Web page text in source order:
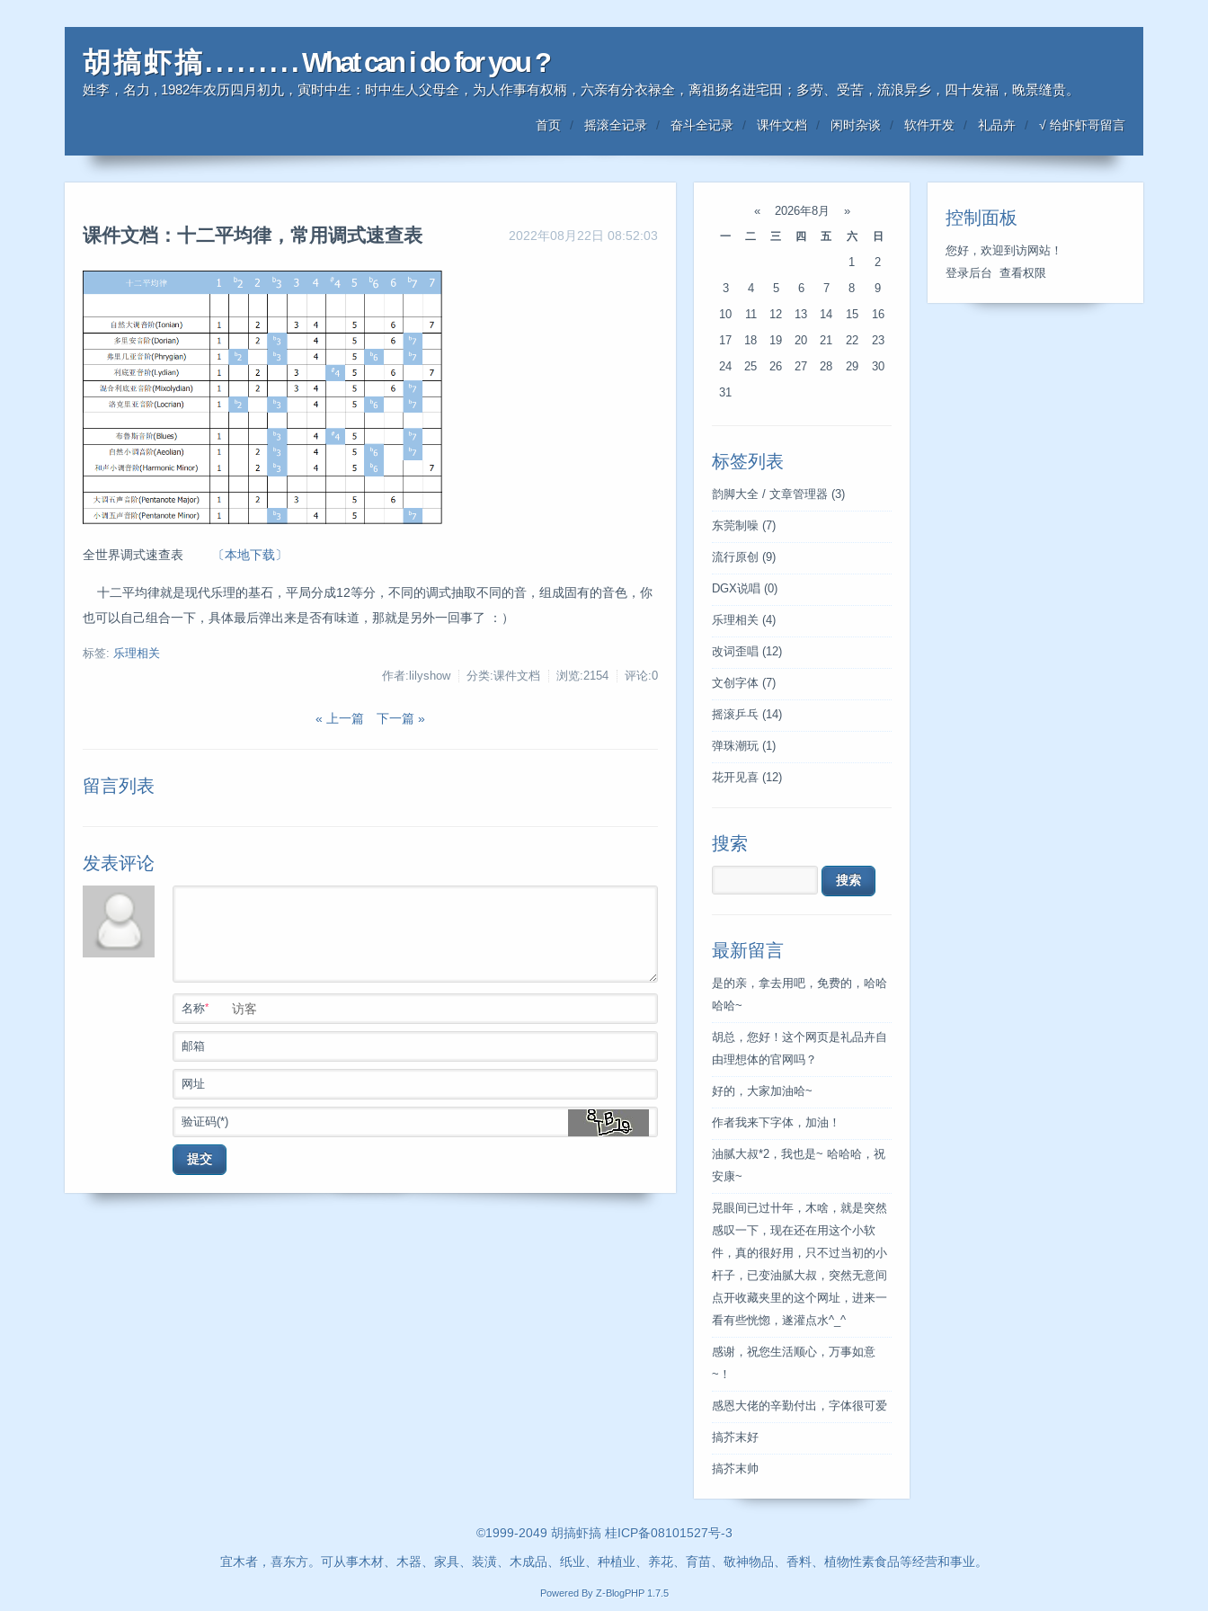
胡 搞 虾 搞 . . . . . . . . . What can i do for you ?
姓李，名力 , 1982年农历四月初九，寅时中生：时中生人父母全，为人作事有权柄，六亲有分衣禄全，离祖扬名进宅田；多劳、受苦，流浪异乡，四十发福，晚景缝贵。
首页 摇滚全记录 奋斗全记录 课件文档 闲时杂谈 软件开发 礼品卉 √ 给虾虾哥留言
2022年08月22日 08:52:03
课件文档：十二平均律，常用调式速查表
全世界调式速查表 〔本地下载〕
十二平均律就是现代乐理的基石，平局分成12等分，不同的调式抽取不同的音，组成固有的音色，你
也可以自己组合一下，具体最后弹出来是否有味道，那就是另外一回事了 ：）
标签: 乐理相关
作者:lilyshow
分类:课件文档 浏览:2154 评论:0
« 上一篇 下一篇 »
留言列表
发表评论
名称*
邮箱
网址
验证码(*)
提交
« 2026年8月
»
一
二 三 四 五 六 日
1 2
3 4 5 6 7 8 9
10 11 12 13 14 15 16
17 18 19 20 21 22 23
24 25 26 27 28 29 30
31
标签列表
韵脚大全 / 文章管理器 (3)
东莞制噪 (7)
流行原创 (9)
DGX说唱 (0)
乐理相关 (4)
改词歪唱 (12)
文创字体 (7)
摇滚乒乓 (14)
弹珠潮玩 (1)
花开见喜 (12)
搜索
最新留言
是的亲，拿去用吧，免费的，哈哈
哈哈~
胡总，您好！这个网页是礼品卉自
由理想体的官网吗？
好的，大家加油哈~
作者我来下字体，加油！
油腻大叔*2，我也是~ 哈哈哈，祝
安康~
晃眼间已过卄年，木啥，就是突然
感叹一下，现在还在用这个小软
件，真的很好用，只不过当初的小
杆子，已变油腻大叔，突然无意间
点开收藏夹里的这个网址，进来一
看有些恍惚，遂灌点水^_^
感谢，祝您生活顺心，万事如意
~！
感恩大佬的辛勤付出，字体很可爱
搞芥末好
搞芥末帅
控制面板
您好，欢迎到访网站！
登录后台
查看权限
©1999-2049 胡搞虾搞 桂ICP备08101527号-3
宜木者，喜东方。可从事木材、木器、家具、装潢、木成品、纸业、种植业、养花、育苗、敬神物品、香料、植物性素食品等经营和事业。
Powered By Z-BlogPHP 1.7.5